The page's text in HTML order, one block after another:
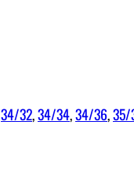
34/32,34/34,34/36,35/